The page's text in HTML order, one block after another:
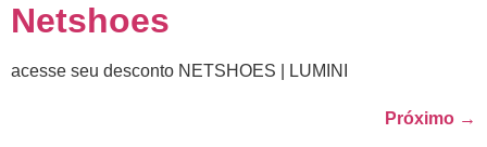
Netshoes
acesse seu desconto NETSHOES | LUMINI
Próximo →